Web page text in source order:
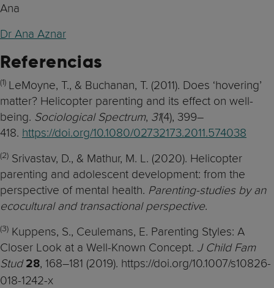
Ana
Dr Ana Aznar
Referencias
(1) LeMoyne, T., & Buchanan, T. (2011). Does ‘hovering’
matter? Helicopter parenting and its effect on well-
being. Sociological Spectrum, 31(4), 399–
418. https://doi.org/10.1080/02732173.2011.574038
(2) Srivastav, D., & Mathur, M. L. (2020). Helicopter
parenting and adolescent development: from the
perspective of mental health. Parenting-studies by an
ecocultural and transactional perspective.
(3) Kuppens, S., Ceulemans, E. Parenting Styles: A
Closer Look at a Well-Known Concept. J Child Fam
Stud 28, 168–181 (2019). https://doi.org/10.1007/s10826-
018-1242-x